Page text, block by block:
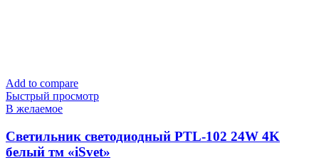
Add to compare
Быстрый просмотр
В желаемое
Cветильник светодиодный PTL-102 24W 4K
белый тм «iSvet»